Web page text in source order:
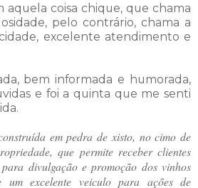
aquela coisa chique, que chama
pelo contrário, chama a
excelente atendimento e
bem informada e humorada,
e foi a quinta que me senti
em pedra de xisto, no cimo de
que permite receber clientes
divulgação e promoção dos vinhos
um excelente veiculo para ações de